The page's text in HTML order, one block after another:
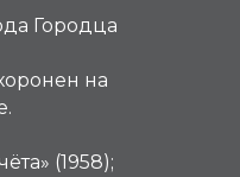
Городца
на
(1958);